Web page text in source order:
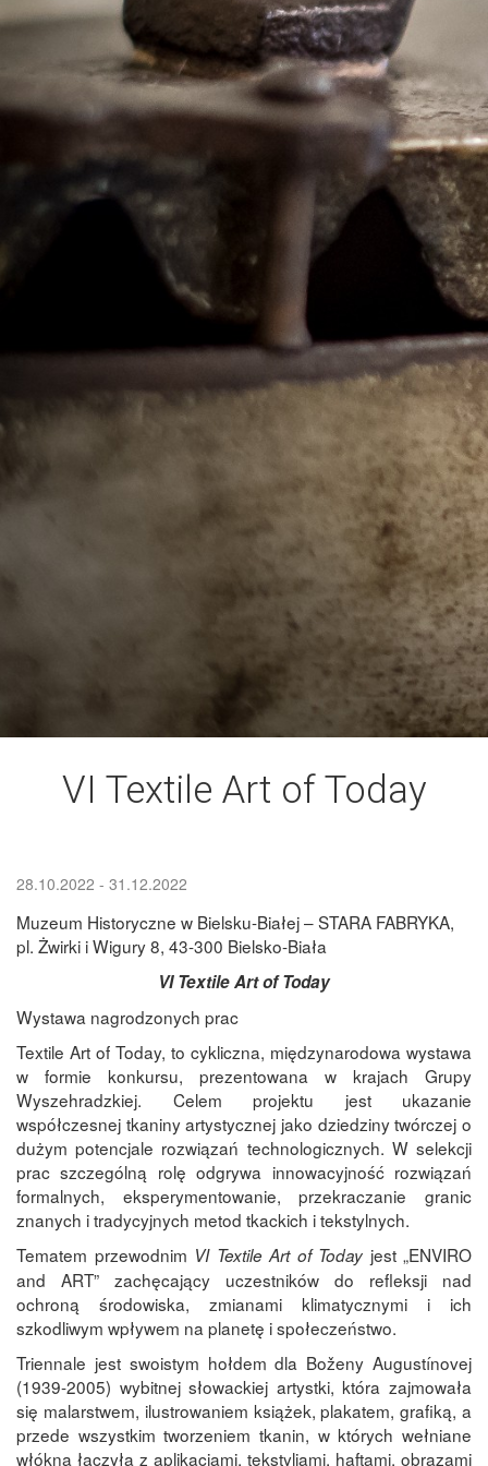
VI Textile Art of Today
Data
28.10.2022 Data
- 31.12.2022
Muzeum Historyczne w Bielsku-Białej – STARA FABRYKA,
pl. Żwirki i Wigury 8, 43-300 Bielsko-Biała
VI Textile Art of Today
Wystawa nagrodzonych prac
Textile Art of Today, to cykliczna, międzynarodowa wystawa
w formie konkursu, prezentowana w krajach Grupy
Wyszehradzkiej. Celem projektu jest ukazanie
współczesnej tkaniny artystycznej jako dziedziny twórczej o
dużym potencjale rozwiązań technologicznych. W selekcji
prac szczególną rolę odgrywa innowacyjność rozwiązań
formalnych, eksperymentowanie, przekraczanie granic
znanych i tradycyjnych metod tkackich i tekstylnych.
Tematem przewodnim VI Textile Art of Today jest „ENVIRO
and ART” zachęcający uczestników do refleksji nad
ochroną środowiska, zmianami klimatycznymi i ich
szkodliwym wpływem na planetę i społeczeństwo.
Triennale jest swoistym hołdem dla Boženy Augustínovej
(1939-2005) wybitnej słowackiej artystki, która zajmowała
się malarstwem, ilustrowaniem książek, plakatem, grafiką, a
przede wszystkim tworzeniem tkanin, w których wełniane
włókna łączyła z aplikacjami, tekstyliami, haftami, obrazami